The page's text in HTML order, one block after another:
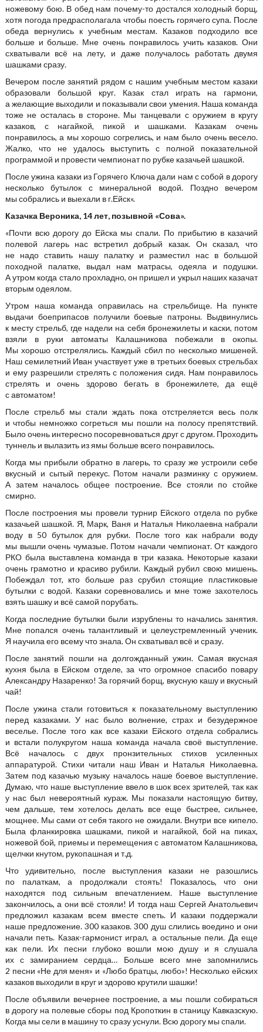
ножевому бою. В обед нам почему-то достался холодный борщ,
хотя погода предрасполагала чтобы поесть горячего супа. После
обеда вернулись к учебным местам. Казаков подходило все
больше и больше. Мне очень понравилось учить казаков. Они
схватывали всё на лету, и даже получалось работать двумя
шашками сразу.
Вечером после занятий рядом с нашим учебным местом казаки
образовали большой круг. Казак стал играть на гармони,
а желающие выходили и показывали свои умения. Наша команда
тоже не осталась в стороне. Мы танцевали с оружием в кругу
казаков, с нагайкой, пикой и шашками. Казакам очень
понравилось, а мы хорошо согрелись, и нам было очень весело.
Жалко, что не удалось выступить с полной показательной
программой и провести чемпионат по рубке казачьей шашкой.
После ужина казаки из Горячего Ключа дали нам с собой в дорогу
несколько бутылок с минеральной водой. Поздно вечером
мы собрались и выехали в г.Ейск«.
Казачка Вероника, 14 лет, позывной «Сова».
«Почти всю дорогу до Ейска мы спали. По прибытию в казачий
полевой лагерь нас встретил добрый казак. Он сказал, что
не надо ставить нашу палатку и разместил нас в большой
походной палатке, выдал нам матрасы, одеяла и подушки.
А утром когда стало прохладно, он пришел и укрыл наших казачат
вторым одеялом.
Утром наша команда оправилась на стрельбище. На пункте
выдачи боеприпасов получили боевые патроны. Выдвинулись
к месту стрельб, где надели на себя бронежилеты и каски, потом
взяли в руки автоматы Калашникова побежали в окопы.
Мы хорошо отстрелялись. Каждый сбил по несколько мишеней.
Наш семилетний Иван участвует уже в третьих боевых стрельбах
и ему разрешили стрелять с положения сидя. Нам понравилось
стрелять и очень здорово бегать в бронежилете, да ещё
с автоматом!
После стрельб мы стали ждать пока отстреляется весь полк
и чтобы немножко согреться мы пошли на полосу препятствий.
Было очень интересно посоревноваться друг с другом. Проходить
туннель и вылазить из ямы больше всего понравилось.
Когда мы прибыли обратно в лагерь, то сразу же устроили себе
вкусный и сытый перекус. Потом начали разминку с оружием.
А затем началось общее построение. Все стояли по стойке
смирно.
После построения мы провели турнир Ейского отдела по рубке
казачьей шашкой. Я, Марк, Ваня и Наталья Николаевна набрали
воду в 50 бутылок для рубки. После того как набрали воду
мы вышли очень чумазые. Потом начали чемпионат. От каждого
РКО была выставлена команда в три казака. Некоторые казаки
очень грамотно и красиво рубили. Каждый рубил свою мишень.
Побеждал тот, кто больше раз срубил стоящие пластиковые
бутылки с водой. Казаки соревновались и мне тоже захотелось
взять шашку и всё самой порубать.
Когда последние бутылки были изрублены то начались занятия.
Мне попался очень талантливый и целеустремленный ученик.
Я научила его всему что знала. Он схватывал всё и сразу.
После занятий пошли на долгожданный ужин. Самая вкусная
кухня была в Ейском отделе, за что огромное спасибо повару
Александру Назаренко! За горячий борщ, вкусную кашу и вкусный
чай!
После ужина стали готовиться к показательному выступлению
перед казаками. У нас было волнение, страх и безудержное
веселье. После того как все казаки Ейского отдела собрались
и встали полукругом наша команда начала своё выступление.
Всё началось с двух пронзительных стихов усиленных
аппаратурой. Стихи читали наш Иван и Наталья Николаевна.
Затем под казачью музыку началось наше боевое выступление.
Думаю, что наше выступление ввело в шок всех зрителей, так как
у нас был невероятный кураж. Мы показали настоящую битву,
чем дальше, тем хотелось делать все еще быстрее, сильнее,
мощнее. Мы сами от себя такого не ожидали. Внутри все кипело.
Была фланкировка шашками, пикой и нагайкой, бой на пиках,
ножевой бой, приемы и перемещения с автоматом Калашникова,
щелчки кнутом, рукопашная и т.д.
Что удивительно, после выступления казаки не разошлись
по палаткам, а продолжали стоять! Показалось, что они
находятся под сильным впечатлением. Наше выступление
закончилось, а они всё стояли! И тогда наш Сергей Анатольевич
предложил казакам всем вместе спеть. И казаки поддержали
наше предложение. 300 казаков. 300 душ слились воедино и они
начали петь. Казак-гармонист играл, а остальные пели. Да еще
как пели. Их песни глубоко вошли мою душу и я слушала
их с замиранием сердца… Больше всего мне запомнились
2 песни «Не для меня» и «Любо братцы, любо»! Несколько ейских
казаков выходили в круг и здорово крутили шашки!
После объявили вечернее построение, а мы пошли собираться
в дорогу на полевые сборы под Кропоткин в станицу Кавказскую.
Когда мы сели в машину то сразу уснули. Всю дорогу мы спали.